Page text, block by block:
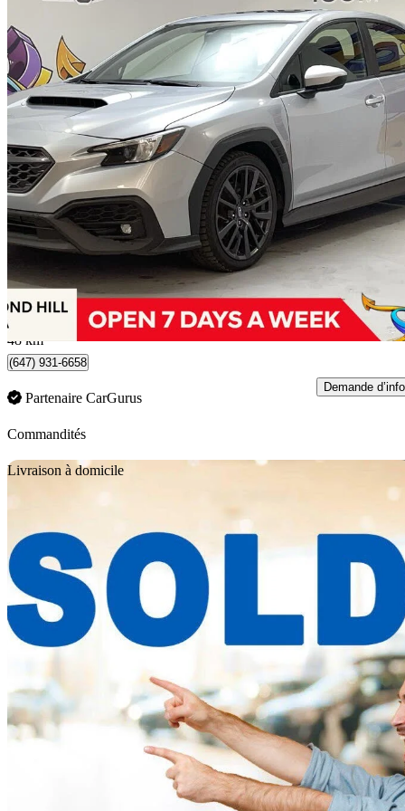
2023 Subaru WRX
Sport AWD43 779 km
29 799 $ Affaire
523 $/mois env.
Richmond Hill, ON
48 km
(647) 931-6658
Partenaire CarGurus
Demande d’info
Commandités
Livraison à domicile
2023 Subaru WRX